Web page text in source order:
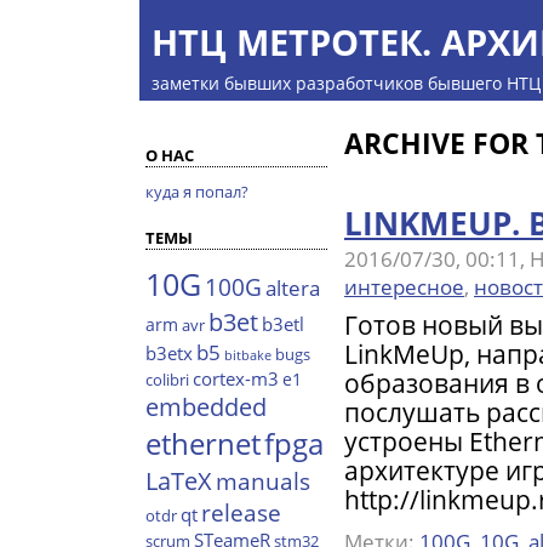
НТЦ МЕТРОТЕК.
заметки бывших разработчиков бывшего
ARCHIVE FOR
LINKMEUP.
2016/07/30, 00:11,
интересное,
Готов новый
LinkMeUp,
образования в
послушать
устроены
архитектуре
http://
О НАС
куда я попал?
ТЕМЫ
10G 100Galtera
arm avr b3et b3etl
b3etx b5 bitbake bugs
colibri cortex-m3 e1
embedded
ethernetfpga
LaTeXmanuals
otdr qt release
scrum STeameRstm32